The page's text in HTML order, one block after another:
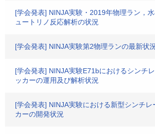
[学会発表] NINJA実験・2019年物理ラン，
ュートリノ反応解析の状況
[学会発表] NINJA実験第2物理ランの最新状況
[学会発表] NINJA実験E71bにおけるシンチ
ッカーの運用及び解析状況
[学会発表] NINJA実験における新型シンチレ
カーの開発状況